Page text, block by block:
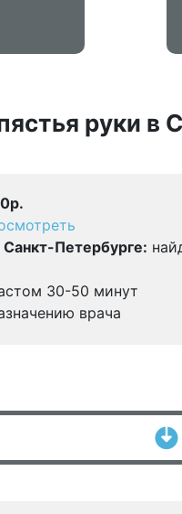
руки в
Петербурге:
30-50 минут
врача